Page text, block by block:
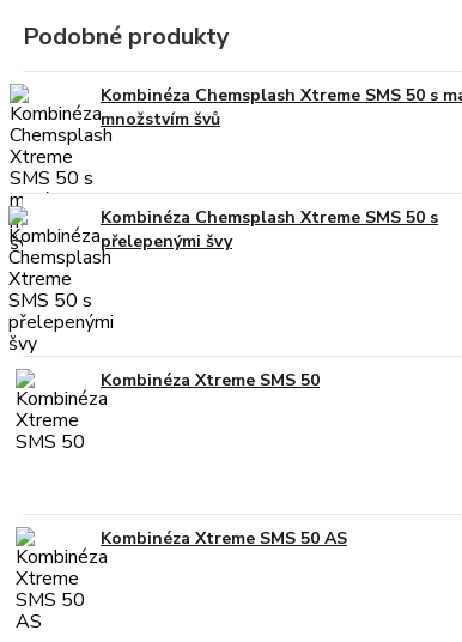
Podobné produkty
Kombinéza Chemsplash Xtreme SMS 50 s
množstvím švů
Kombinéza Chemsplash Xtreme SMS 50 s
přelepenými švy
Kombinéza Xtreme SMS 50
Kombinéza Xtreme SMS 50 AS